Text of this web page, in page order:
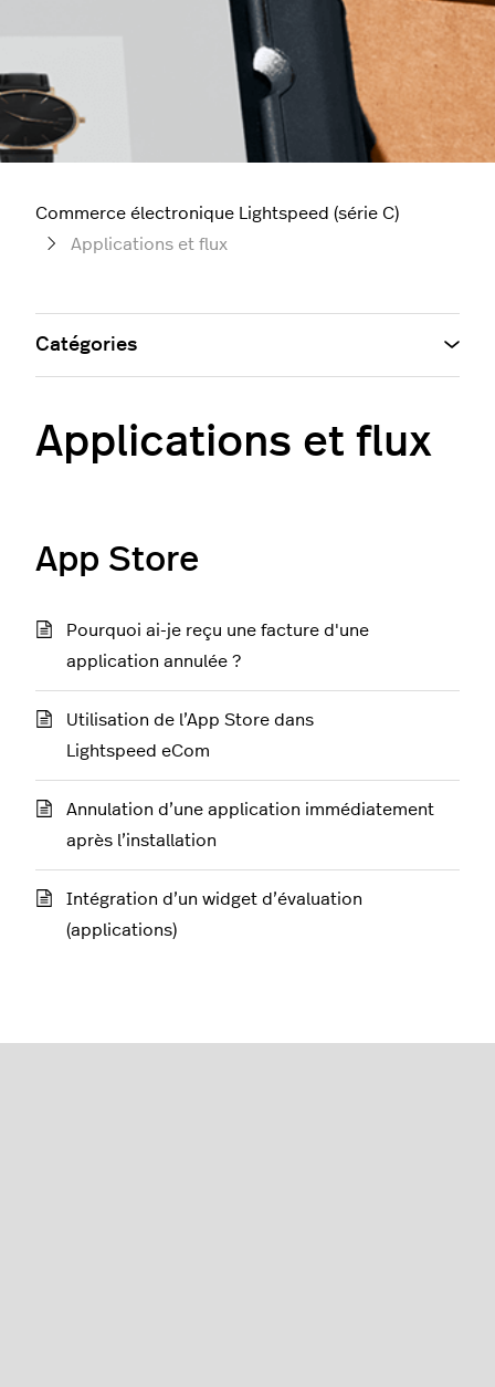
Commerce électronique Lightspeed (série C)
Applications et flux
Applications et flux
App Store
Pourquoi ai-je reçu une facture d'une
application annulée ?
Utilisation de l’App Store dans
Lightspeed eCom
Annulation d’une application immédiatement
après l’installation
Intégration d’un widget d’évaluation
(applications)
Catégories